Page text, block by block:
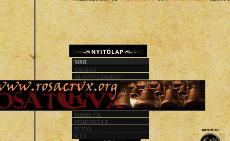
MMI
TAGSÁG
ALAPÍTÓ OKIRAT
KÖZHASZN. JEL.
1%
MMACT
MMKLUB
PEREMKULT
FÚZIÓ
R.I.P.